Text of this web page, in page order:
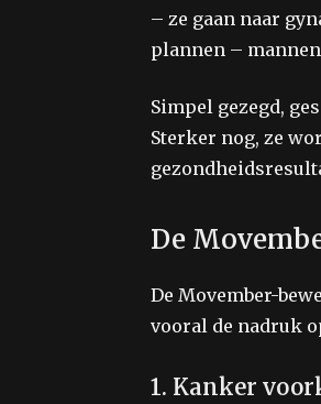
– ze gaan naar
plannen –
Simpel gezegd,
Sterker nog, ze
De
De Movember-
vooral de nadruk
1. Kanker